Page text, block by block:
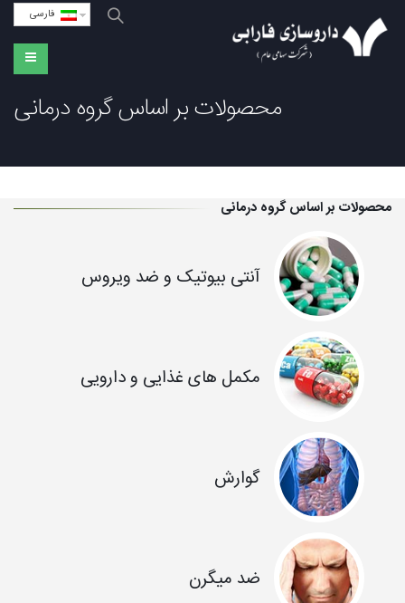
فارسی
محصولات بر اساس گروه درمانی
محصولات بر اساس گروه درمانی
آنتی بیوتیک و ضد ویروس
مکمل های غذایی و دارویی
گوارش
ضد میگرن